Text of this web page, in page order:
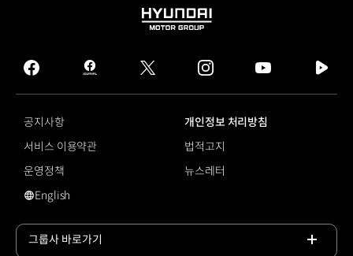
HYUNDAI
GROUP
facebook
hmg
journal
twitter instagram
tv
공지사항
개인정보 처리방침
서비스 이용약관
법적고지
운영정책
뉴스레터
영문 사이트로 이동
English
그룹사 바로가기